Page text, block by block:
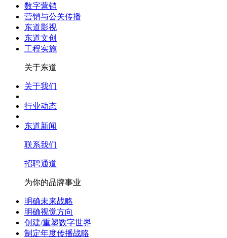
数字营销
营销与公关传播
东道影视
东道文创
工程实施
关于东道
关于我们
行业动态
东道新闻
联系我们
招聘通道
为你的品牌事业
明确未来战略
明确视觉方向
创建/重塑数字世界
制定年度传播战略